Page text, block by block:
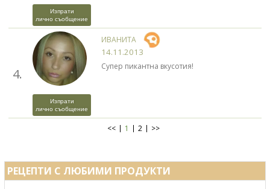
Изпрати
лично съобщение
4.
Изпрати
лично съобщение
ИВАНИТА
14.11.2013
Супер пикантна вкусотия!
<< 1 2 >>
РЕЦЕПТИ С ЛЮБИМИ ПРОДУКТИ